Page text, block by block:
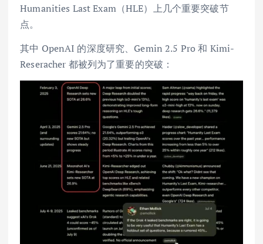
Humanities Last Exam（HLE）上几个重要突破节
点。
其中 OpenAI 的深度研究、Gemin 2.5 Pro 和 Kimi-
Reseracher 都被列为了重要的突破：